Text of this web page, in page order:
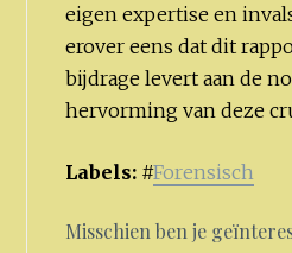
eigen expertise en
erover eens dat dit
bijdrage levert aan de
hervorming van deze
Labels: #Forensisch
Misschien ben je